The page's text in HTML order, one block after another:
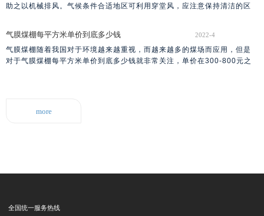
助之以机械排风。气候条件合适地区可利用穿堂风，应注意保持清洁的区
气膜煤棚每平方米单价到底多少钱 2022-4
气膜煤棚随着我国对于环境越来越重视，而越来越多的煤场而应用，但是
对于气膜煤棚每平方米单价到底多少钱就非常关注，单价在300-800元之
more
全国统一服务热线